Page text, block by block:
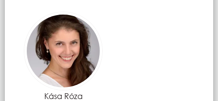
Kása Róza